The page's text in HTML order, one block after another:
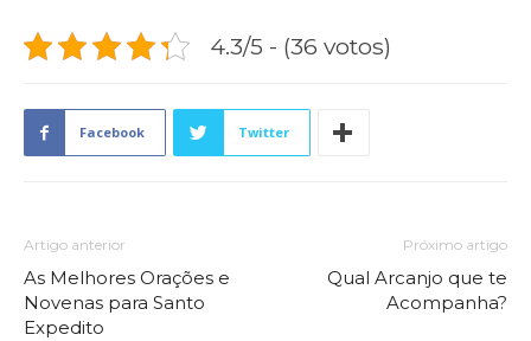
4.3/5 - (36 votos)
Facebook Twitter
Artigo anterior
As Melhores Orações e
Novenas para Santo
Expedito
Próximo artigo
Qual Arcanjo que te
Acompanha?